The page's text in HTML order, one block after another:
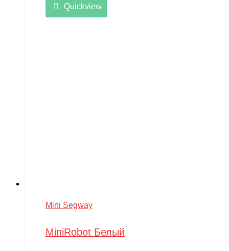
Quickview
Mini Segway
MiniRobot Белый